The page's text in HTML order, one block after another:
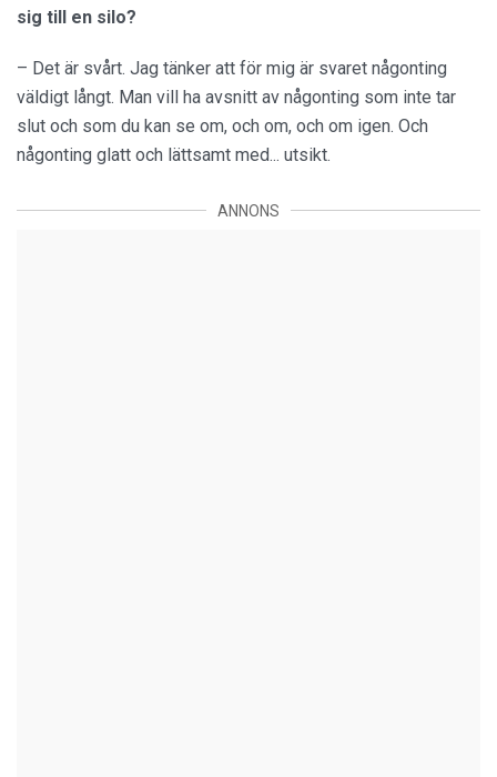
sig till en silo?
– Det är svårt. Jag tänker att för mig är svaret någonting
väldigt långt. Man vill ha avsnitt av någonting som inte tar
slut och som du kan se om, och om, och om igen. Och
någonting glatt och lättsamt med... utsikt.
ANNONS